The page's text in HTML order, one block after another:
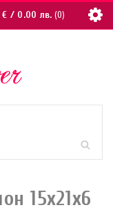
€ / 0.00 лв. 0
15x21x6